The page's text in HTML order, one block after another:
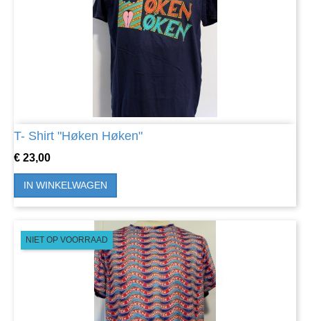
T- Shirt "Høken Høken"
Prijs
€ 23,00
IN WINKELWAGEN
NIET OP VOORRAAD